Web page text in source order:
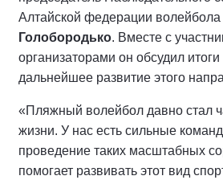
Алтайской федерации волейбола
Голобородько. Вместе с
организаторами он обсудил
дальнейшее развитие этого
«Пляжный волейбол давно стал
жизни. У нас есть сильные
проведение таких масштабных
помогает развивать этот вид